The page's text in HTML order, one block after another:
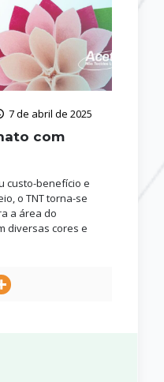
7 de abril de 2025
com
custo-benefício e
o TNT torna-se
a área do
diversas cores e